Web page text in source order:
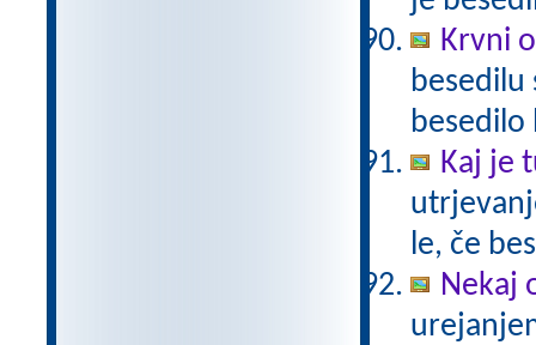
Krvni
besedilu
besedilo
Kaj je
le, če
Nekaj